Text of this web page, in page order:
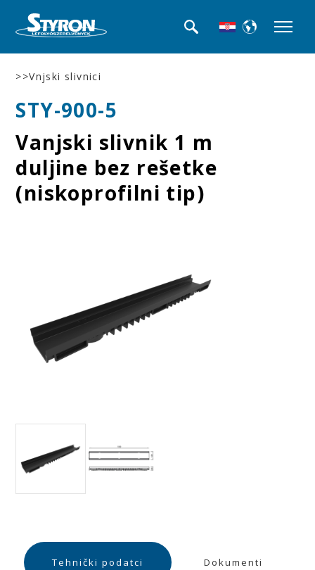
>>Vnjski slivnici
STY-900-5
Vanjski slivnik 1 m
duljine bez rešetke
(niskoprofilni tip)
Tehnički podatci Dokumenti